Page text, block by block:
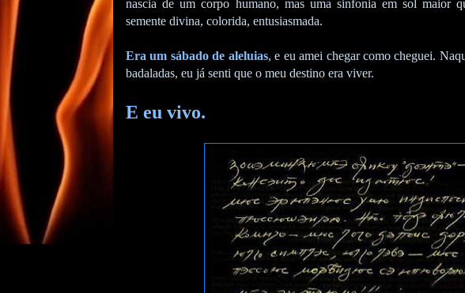
nascia de um corpo humano, mas uma sinfonia em sol maior
semente divina, colorida, entusiasmada.
Era um sábado de aleluias, e eu amei chegar como cheguei.
badaladas, eu já senti que o meu destino era viver.
E eu vivo.